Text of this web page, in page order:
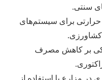
سنتی.
برای سیستم‌های
بر کاهش مصرف
مزارع با استفاده از